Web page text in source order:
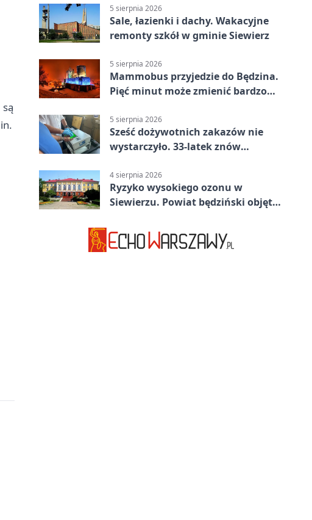
5 sierpnia 2026
Sale, łazienki i dachy. Wakacyjne
remonty szkół w gminie Siewierz
5 sierpnia 2026
Mammobus przyjedzie do Będzina.
Pięć minut może zmienić bardzo
5 sierpnia 2026
Sześć dożywotnich zakazów nie
wystarczyło. 33-latek znów
4 sierpnia 2026
Ryzyko wysokiego ozonu w
Siewierzu. Powiat będziński objęty